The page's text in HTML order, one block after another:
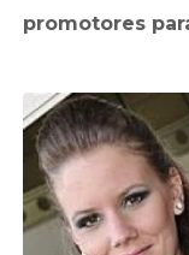
promotores